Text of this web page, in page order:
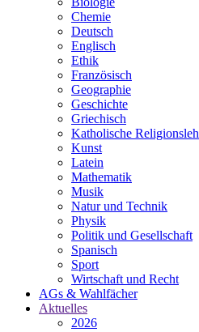
Chemie
Deutsch
Englisch
Ethik
Französisch
Geographie
Geschichte
Griechisch
Katholische
Kunst
Latein
Mathematik
Musik
Natur und Technik
Physik
Politik und Gesellschaft
Spanisch
Sport
Wirtschaft und Recht
AGs & Wahlfächer
Aktuelles
2026